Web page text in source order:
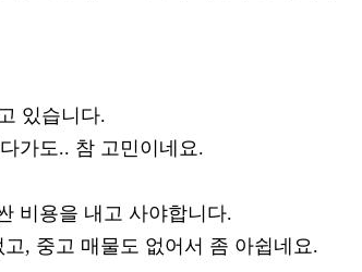
있습니다.
가도.. 참 고민이네요.
비용을 내고 사야합니다.
, 중고 매물도 없어서 좀 아쉽네요.